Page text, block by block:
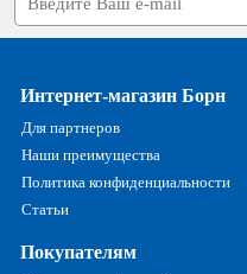
Интернет-магазин Борн
Для партнеров
Наши преимущества
Политика конфиденциальности
Статьи
Покупателям